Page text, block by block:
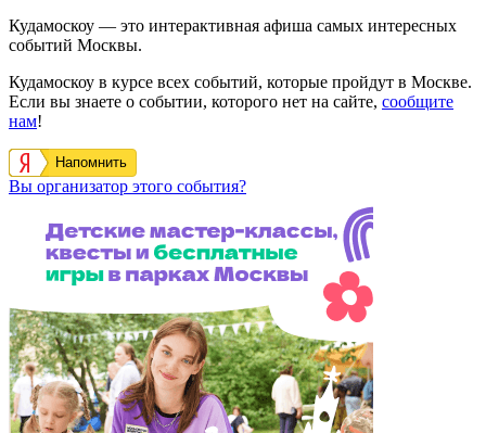
Кудамоскоу — это интерактивная афиша самых интересных
событий Москвы.
Кудамоскоу в курсе всех событий, которые пройдут в Москве.
Если вы знаете о событии, которого нет на сайте, сообщите
нам!
Напомнить
Вы организатор этого события?